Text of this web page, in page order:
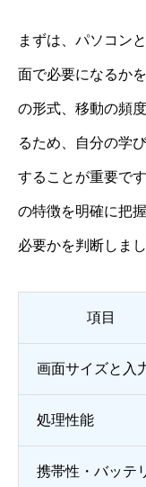
まずは、パソコン
面で必要になるか
の形式、移動の頻
るため、自分の学
することが重要で
の特徴を明確に把
必要かを判断しまし
項目
画面サイズと入
処理性能
携帯性・バッテ